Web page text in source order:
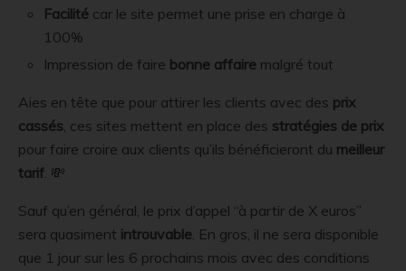
Facilité car le site permet une prise en charge à
100%
Impression de faire bonne affaire malgré tout
Aies en tête que pour attirer les clients avec des prix
cassés, ces sites mettent en place des stratégies de prix
pour faire croire aux clients qu’ils bénéficieront du meilleur
tarif. 💸
Sauf qu’en général, le prix d’appel “à partir de X euros”
sera quasiment introuvable. En gros, il ne sera disponible
que 1 jour sur les 6 prochains mois avec des conditions